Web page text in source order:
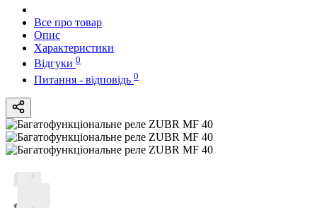
Все про товар
Опис
Характеристики
Відгуки 0
Питання - відповідь 0